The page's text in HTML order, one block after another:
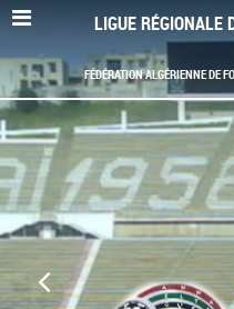
LIGUE RÉGIONALE